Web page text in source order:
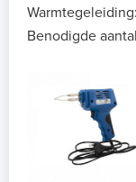
Benodigde